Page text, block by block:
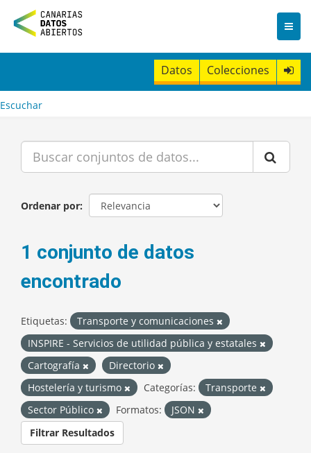
n
t
Datos Colecciones
Escuchar
Ordenar por
1 conjunto de datos
encontrado
Etiquetas:
Transporte y comunicaciones
INSPIRE - Servicios de utilidad pública y estatales
Cartografía
Directorio
Hostelería y turismo
Categorías:
Transporte
Sector Público
Formatos:
JSON
Filtrar Resultados